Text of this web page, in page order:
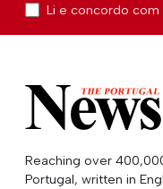
Li e concordo com
Reaching over
Portugal, written in